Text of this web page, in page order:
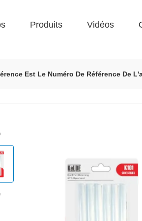
Produits Vidéos
Est Le Numéro De Référence De